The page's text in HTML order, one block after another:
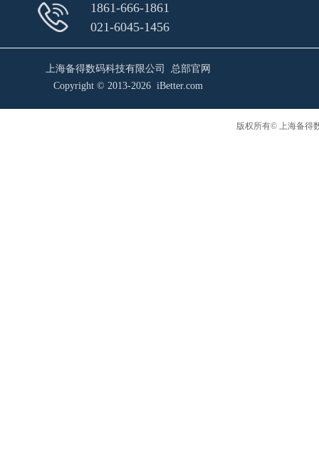
上海备得数码科技有限公司 总部官网
Copyright © 2013-2026 iBetter.com
1861-666-1861
021-6045-1456
版权所有© 上海备得